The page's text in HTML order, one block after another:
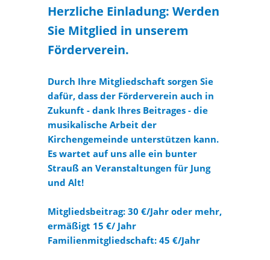
Herzliche Einladung: Werden
Sie Mitglied in unserem
Förderverein.
Durch Ihre Mitgliedschaft sorgen Sie
dafür, dass der Förderverein auch in
Zukunft - dank Ihres Beitrages - die
musikalische Arbeit der
Kirchengemeinde unterstützen kann.
Es wartet auf uns alle ein bunter
Strauß an Veranstaltungen für Jung
und Alt!
Mitgliedsbeitrag: 30 €/Jahr oder mehr,
ermäßigt 15 €/ Jahr
Familienmitgliedschaft: 45 €/Jahr